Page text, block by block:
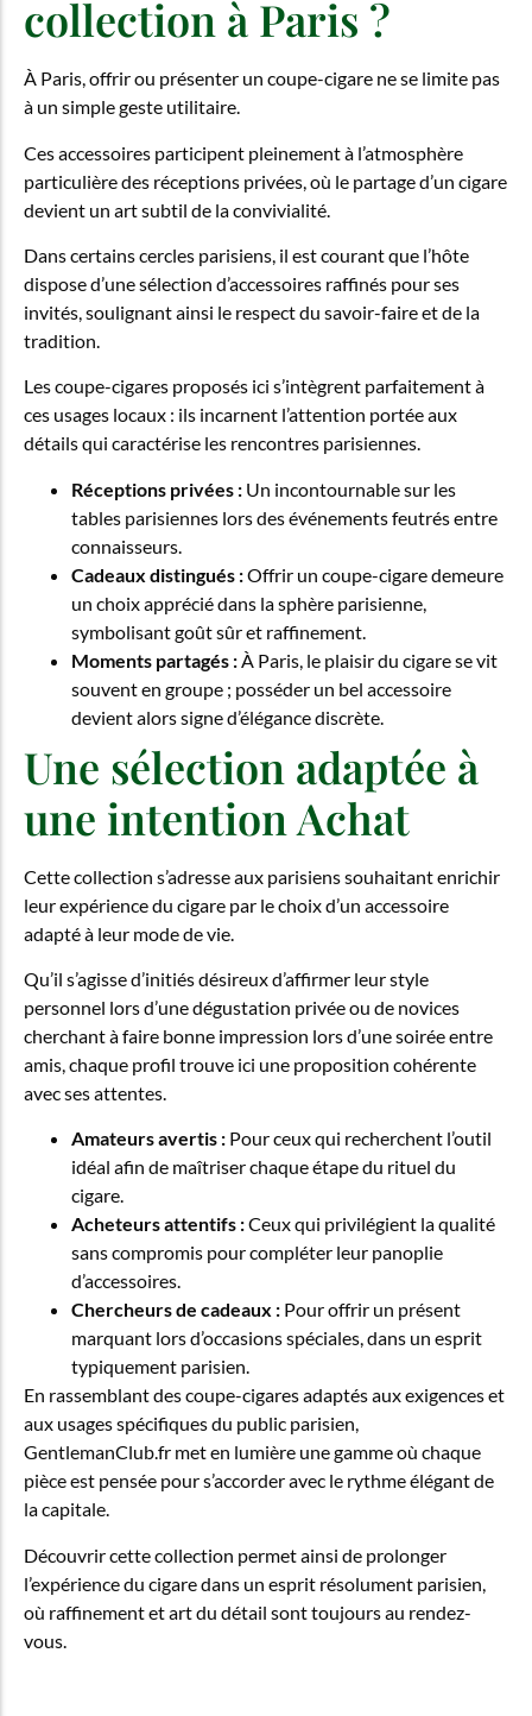
collection à Paris ?
À Paris, offrir ou présenter un coupe-cigare ne se limite pas
à un simple geste utilitaire.
Ces accessoires participent pleinement à l’atmosphère
particulière des réceptions privées, où le partage d’un cigare
devient un art subtil de la convivialité.
Dans certains cercles parisiens, il est courant que l’hôte
dispose d’une sélection d’accessoires raffinés pour ses
invités, soulignant ainsi le respect du savoir-faire et de la
tradition.
Les coupe-cigares proposés ici s’intègrent parfaitement à
ces usages locaux : ils incarnent l’attention portée aux
détails qui caractérise les rencontres parisiennes.
Réceptions privées : Un incontournable sur les
tables parisiennes lors des événements feutrés entre
connaisseurs.
Cadeaux distingués :Offrir un coupe-cigare demeure
un choix apprécié dans la sphère parisienne,
symbolisant goût sûr et raffinement.
Moments partagés : À Paris, le plaisir du cigare se vit
souvent en groupe ; posséder un bel accessoire
devient alors signe d’élégance discrète.
Une sélection adaptée à
une intention Achat
Cette collection s’adresse aux parisiens souhaitant enrichir
leur expérience du cigare par le choix d’un accessoire
adapté à leur mode de vie.
Qu’il s’agisse d’initiés désireux d’affirmer leur style
personnel lors d’une dégustation privée ou de novices
cherchant à faire bonne impression lors d’une soirée entre
amis, chaque profil trouve ici une proposition cohérente
avec ses attentes.
Amateurs avertis : Pour ceux qui recherchent l’outil
idéal afin de maîtriser chaque étape du rituel du
cigare.
Acheteurs attentifs :Ceux qui privilégient la qualité
sans compromis pour compléter leur panoplie
d’accessoires.
Chercheurs de cadeaux : Pour offrir un présent
marquant lors d’occasions spéciales, dans un esprit
typiquement parisien.
En rassemblant des coupe-cigares adaptés aux exigences et
aux usages spécifiques du public parisien,
GentlemanClub.fr met en lumière une gamme où chaque
pièce est pensée pour s’accorder avec le rythme élégant de
la capitale.
Découvrir cette collection permet ainsi de prolonger
l’expérience du cigare dans un esprit résolument parisien,
où raffinement et art du détail sont toujours au rendez-
vous.